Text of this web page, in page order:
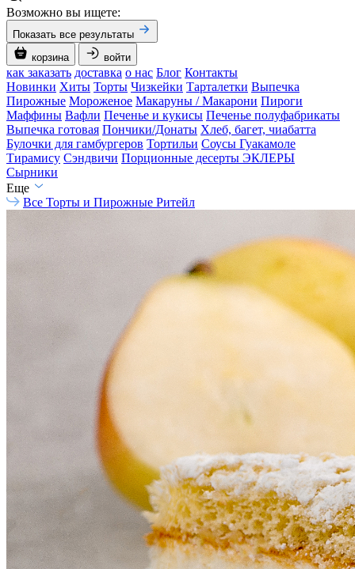
Возможно вы ищете:
Показать все результаты
корзина
войти
как заказать доставка о нас Блог Контакты
Новинки Хиты Торты Чизкейки Тарталетки Выпечка
Пирожные Мороженое Макаруны / Макарони Пироги
Маффины Вафли Печенье и кукисы Печенье полуфабрикаты
Выпечка готовая Пончики/Донаты Хлеб, багет, чиабатта
Булочки для гамбургеров Тортильи Соусы Гуакамоле
Тирамису Сэндвичи Порционные десерты ЭКЛЕРЫ
Сырники
Еще
Все Торты и Пирожные Ритейл